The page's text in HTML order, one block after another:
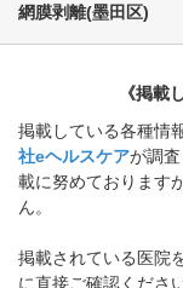
網膜剥離(墨田区)
《掲載
掲載している各種情
社eヘルスケアが調
載に努めております
ん。
掲載されている医院
に直接ご確認ください